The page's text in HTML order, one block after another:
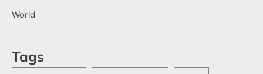
World
Tags